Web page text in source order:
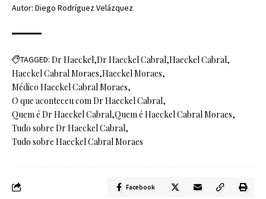
Autor: Diego Rodríguez Velázquez
TAGGED: Dr Haeckel Dr Haeckel Cabral Haeckel Cabral
Haeckel Cabral Moraes Haeckel Moraes
Médico Haeckel Cabral Moraes
O que aconteceu com Dr Haeckel Cabral
Quem é Dr Haeckel Cabral Quem é Haeckel Cabral Moraes
Tudo sobre Dr Haeckel Cabral
Tudo sobre Haeckel Cabral Moraes
Facebook